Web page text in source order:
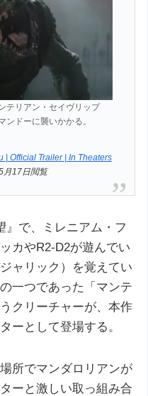
テリアン・セイヴリップ
ドーに襲いかかる。
| Official Trailer | In Theaters
17日閲覧
』で、ミレニアム・フ
カやR2-D2が遊んでい
ャリック）を覚えてい
一つであった「マンテ
クリーチャーが、本作
ーとして登場する。
所でマンダロリアンが
ーと激しい取っ組み合